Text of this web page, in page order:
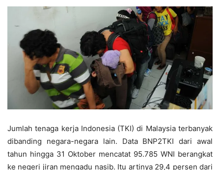
Jumlah tenaga kerja Indonesia (TKI) di Malaysia terbanyak
dibanding negara-negara lain. Data BNP2TKI dari awal
tahun hingga 31 Oktober mencatat 95.785 WNI berangkat
ke negeri jiran mengadu nasib. Itu artinya 29,4 persen dari